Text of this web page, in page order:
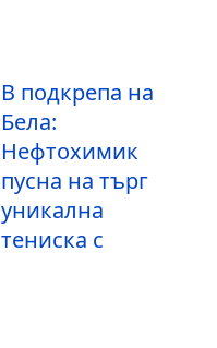
В подкрепа на
Бела:
Нефтохимик
пусна на търг
уникална
тениска с